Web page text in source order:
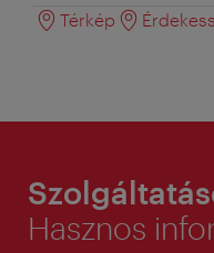
Térkép
Hasznos